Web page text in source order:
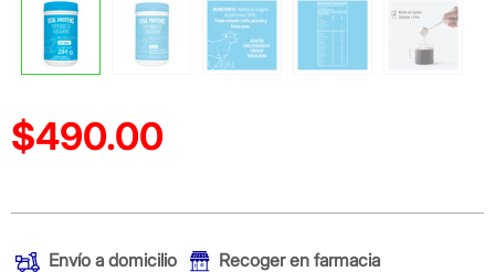
Precio reducido de
$490.00
Envío a domicilio Recoger en farmacia